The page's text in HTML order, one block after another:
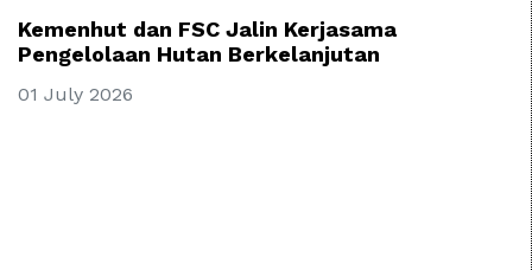
Kemenhut dan FSC Jalin Kerjasama
Pengelolaan Hutan Berkelanjutan
01 July 2026